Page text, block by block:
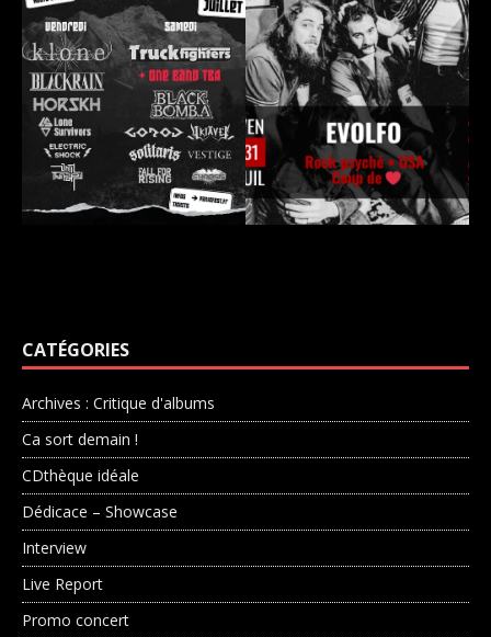
CATÉGORIES
Archives : Critique d'albums
Ca sort demain !
CDthèque idéale
Dédicace – Showcase
Interview
Live Report
Promo concert